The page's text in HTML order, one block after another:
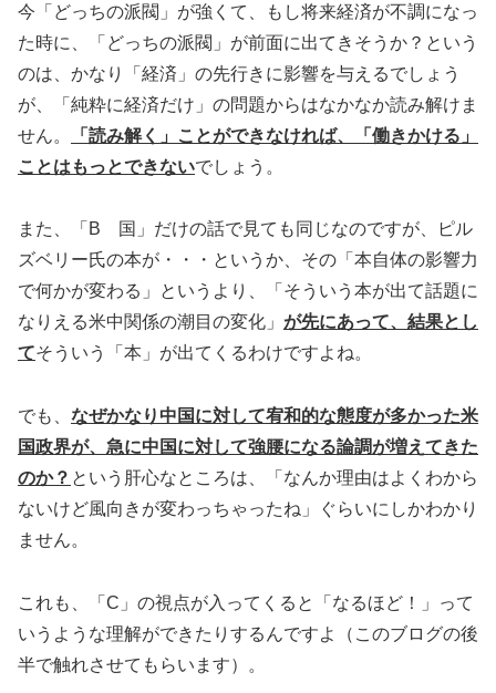
今「どっちの派閥」が強くて、もし将来経済が不調になっ
た時に、「どっちの派閥」が前面に出てきそうか？という
のは、かなり「経済」の先行きに影響を与えるでしょう
が、「純粋に経済だけ」の問題からはなかなか読み解けま
せん。
「読み解く」ことができなければ、「働きかける」
ことはもっとできないでしょう。
また、「B 国」だけの話で見ても同じなのですが、ピル
ズベリー氏の本が・・・というか、その「本自体の影響力
で何かが変わる」というより、「そういう本が出て話題に
なりえる米中関係の潮目の変化」 が先にあって、結果とし
てそういう「本」が出てくるわけですよね。
でも、 なぜかなり中国に対して宥和的な態度が多かった米
国政界が、急に中国に対して強腰になる論調が増えてきた
のか？ という肝心なところは、「なんか理由はよくわから
ないけど風向きが変わっちゃったね」ぐらいにしかわかり
ません。
これも、「C」の視点が入ってくると「なるほど！」って
いうような理解ができたりするんですよ（このブログの後
半で触れさせてもらいます）。